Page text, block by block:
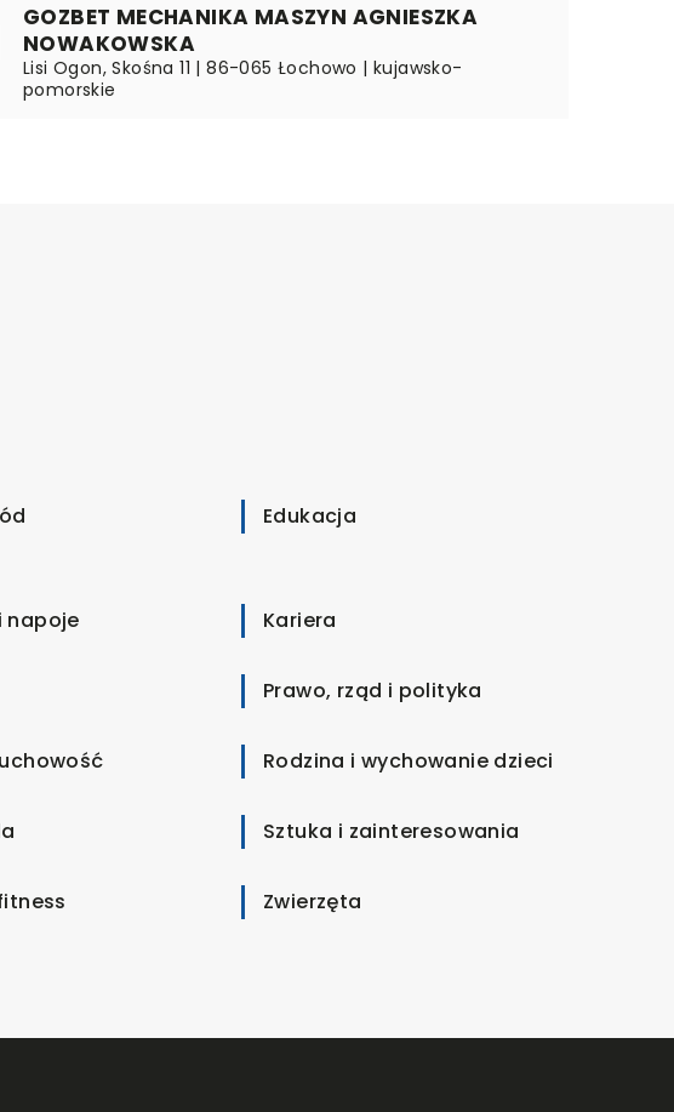
GOZBET MECHANIKA MASZYN AGNIESZKA
NOWAKOWSKA
Lisi Ogon, Skośna 11 | 86-065 Łochowo | kujawsko-
pomorskie
Edukacja
napoje Kariera
Prawo, rząd i polityka
Rodzina i wychowanie dzieci
Sztuka i zainteresowania
Zwierzęta